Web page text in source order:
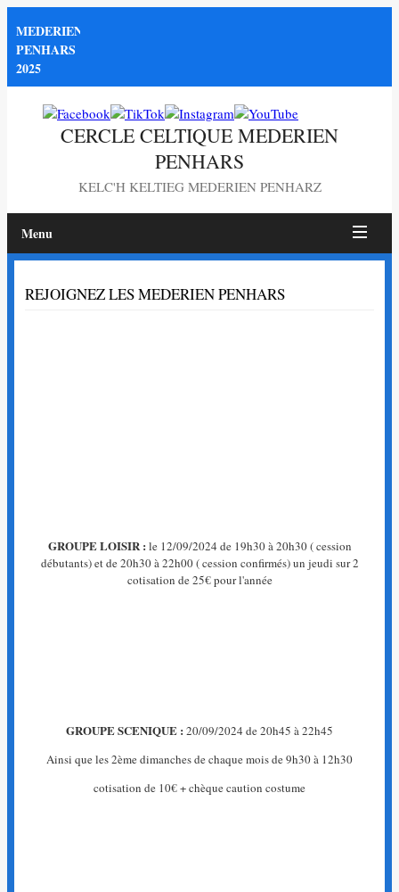
MEDERIEN
PENHARS
2025
CERCLE CELTIQUE MEDERIEN
PENHARS
KELC'H KELTIEG MEDERIEN PENHARZ
Menu
REJOIGNEZ LES MEDERIEN PENHARS
GROUPE LOISIR : le 12/09/2024 de 19h30 à 20h30 ( cession
débutants) et de 20h30 à 22h00 ( cession confirmés) un jeudi sur 2
cotisation de 25€ pour l'année
GROUPE SCENIQUE : 20/09/2024 de 20h45 à 22h45
Ainsi que les 2ème dimanches de chaque mois de 9h30 à 12h30
cotisation de 10€ + chèque caution costume
Page